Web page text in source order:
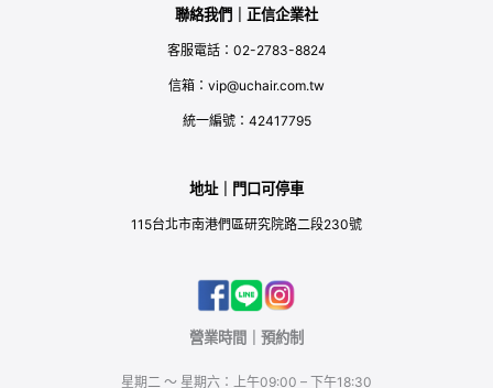
聯絡我們｜正信企業社
客服電話：02-2783-8824
信箱：vip@uchair.com.tw
統一編號：42417795
地址｜門口可停車
115台北市南港們區研究院路二段230號
營業時間｜預約制
星期二 ～ 星期六：上午09:00 – 下午18:30